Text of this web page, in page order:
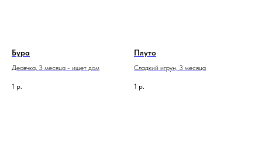
Бура
Деовчка, 3 месяца - ищет дом
1 р.
Плуто
Сладкий игрун, 3 месяца
1 р.